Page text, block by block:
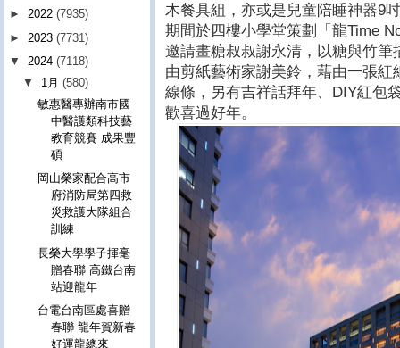
木餐具組，亦或是兒童陪睡神器9
期間於四樓小學堂策劃「龍Time
邀請畫糖叔叔謝永清，以糖與竹
由剪紙藝術家謝美鈴，藉由一張
線條，另有吉祥話拜年、DIY紅包
歡喜過好年。
► 2022 (7935)
► 2023 (7731)
▼ 2024 (7118)
▼ 1月(580)
敏惠醫專辦南市國
中醫護類科技藝
教育競賽 成果豐
碩
岡山榮家配合高市
府消防局第四救
災救護大隊組合
訓練
長榮大學學子揮毫
贈春聯 高鐵台南
站迎龍年
台電台南區處喜贈
春聯 龍年賀新春
好運龍總來